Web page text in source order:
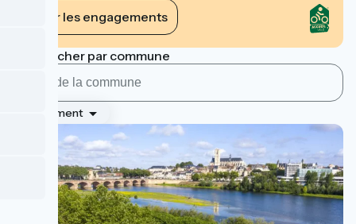
Voir les engagements
Rechercher par commune
Classement